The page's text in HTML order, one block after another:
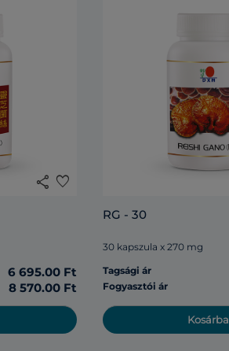
share favorite
6 695.00 Ft
8 570.00 Ft
RG - 30
30 kapszula x 270 mg
Tagsági ár
Fogyasztói ár
Kosárba